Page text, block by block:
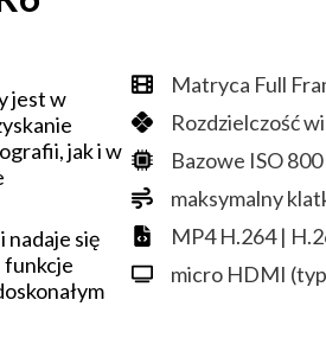
jest w
jak i w
nadaje się
funkcje
Matryca Full
Rozdzielczość
Bazowe ISO 800
maksymalny
MP4 H.264 |
micro HDMI